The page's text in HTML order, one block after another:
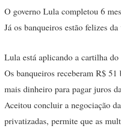
O governo Lula completou 6
Já os banqueiros estão felizes da
Lula está aplicando a cartilha
Os banqueiros receberam R$
mais dinheiro para pagar juros
Aceitou concluir a negociação
privatizadas, permite que as